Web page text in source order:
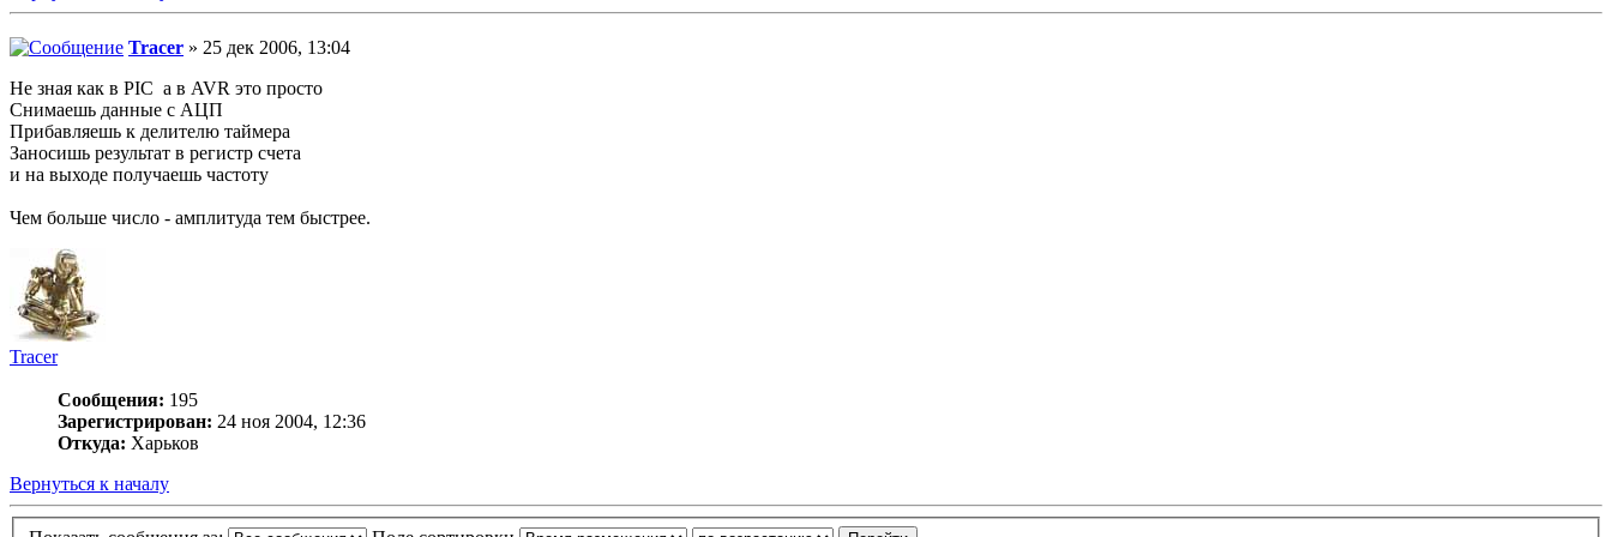
Tracer » 25 дек 2006, 13:04
Не зная как в PIC а в AVR это просто
Снимаешь данные с АЦП
Прибавляешь к делителю таймера
Заносишь результат в регистр счета
и на выходе получаешь частоту
Чем больше число - амплитуда тем быстрее.
Tracer
Сообщения: 195
Зарегистрирован: 24 ноя 2004, 12:36
Откуда: Харьков
Вернуться к началу